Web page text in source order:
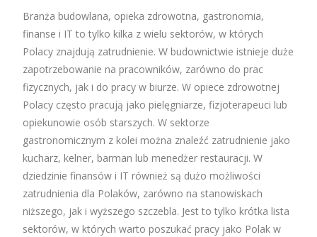
Branża budowlana, opieka zdrowotna, gastronomia,
finanse i IT to tylko kilka z wielu sektorów, w których
Polacy znajdują zatrudnienie. W budownictwie istnieje duże
zapotrzebowanie na pracowników, zarówno do prac
fizycznych, jak i do pracy w biurze. W opiece zdrowotnej
Polacy często pracują jako pielęgniarze, fizjoterapeuci lub
opiekunowie osób starszych. W sektorze
gastronomicznym z kolei można znaleźć zatrudnienie jako
kucharz, kelner, barman lub menedżer restauracji. W
dziedzinie finansów i IT również są dużo możliwości
zatrudnienia dla Polaków, zarówno na stanowiskach
niższego, jak i wyższego szczebla. Jest to tylko krótka lista
sektorów, w których warto poszukać pracy jako Polak w